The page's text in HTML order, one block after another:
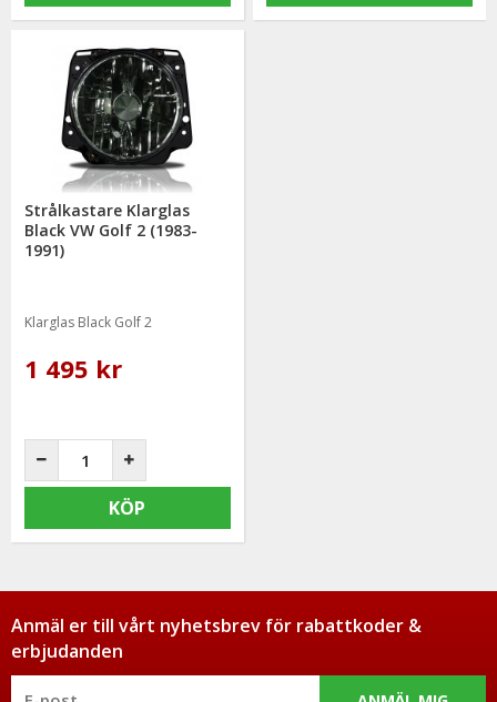
Strålkastare Klarglas
Black VW Golf 2 (1983-
1991)
Klarglas Black Golf 2
1 495 kr
KÖP
Anmäl er till vårt nyhetsbrev för rabattkoder &
erbjudanden